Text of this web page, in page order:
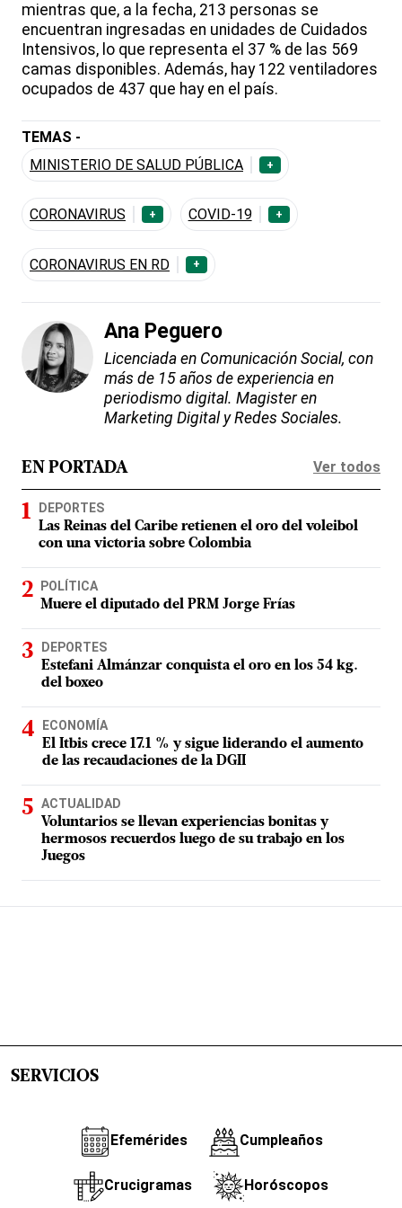
mientras que, a la fecha, 213 personas se
encuentran ingresadas en unidades de Cuidados
Intensivos, lo que representa el 37 % de las 569
camas disponibles. Además, hay 122 ventiladores
ocupados de 437 que hay en el país.
TEMAS -
MINISTERIO DE SALUD PÚBLICA
+
CORONAVIRUS + COVID-19 +
CORONAVIRUS EN RD +
Ana Peguero
Licenciada en Comunicación Social, con
más de 15 años de experiencia en
periodismo digital. Magister en
Marketing Digital y Redes Sociales.
EN PORTADA Ver todos
DEPORTES
Las Reinas del Caribe retienen el oro del voleibol
con una victoria sobre Colombia
POLÍTICA
Muere el diputado del PRM Jorge Frías
DEPORTES
Estefani Almánzar conquista el oro en los 54 kg.
del boxeo
ECONOMÍA
El Itbis crece 17.1 % y sigue liderando el aumento
de las recaudaciones de la DGII
ACTUALIDAD
Voluntarios se llevan experiencias bonitas y
hermosos recuerdos luego de su trabajo en los
Juegos
SERVICIOS
Efemérides Cumpleaños
Crucigramas Horóscopos